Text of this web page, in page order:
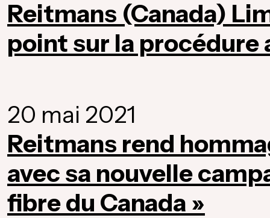
Reitmans (Canada)
point sur la procédure
20 mai 2021
Reitmans rend
avec sa nouvelle
fibre du Canada »